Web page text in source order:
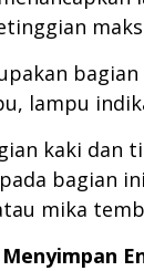
lampu
kaki dan
bagian
mika